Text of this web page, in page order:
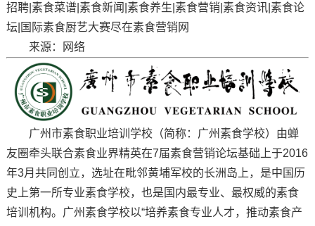
招聘|素食菜谱|素食新闻|素食养生|素食营销|素食资讯|素食论
坛|国际素食厨艺大赛尽在素食营销网
来源：网络
广州市素食职业培训学校（简称：广州素食学校）由蝉
友圈牵头联合素食业界精英在7届素食营销论坛基础上于2016
年3月共同创立，选址在毗邻黄埔军校的长洲岛上，是中国历
史上第一所专业素食学校，也是国内最专业、最权威的素食
培训机构。广州素食学校以“培养素食专业人才，推动素食产